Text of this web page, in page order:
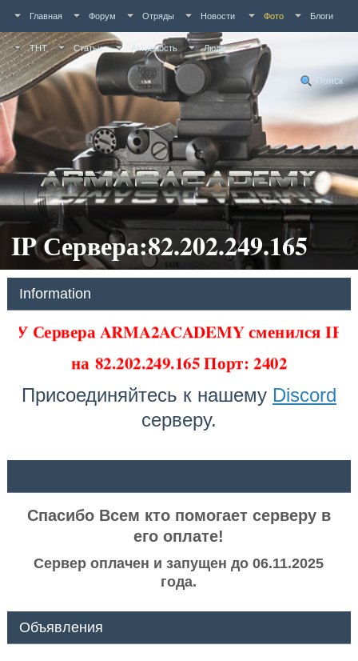
Главная Форум Отряды Новости Фото Блоги
ТНТ Статьи Активность Люди
Поиск
IP Сервера:82.202.249.165
Information
У Сервера ARMA2ACADEMY сменился IP
на82.202.249.165 Порт: 2402
Присоединяйтесь к нашему Discord
серверу.
Спасибо Всем кто помогает серверу в
его оплате!
Сервер оплачен и запущен до 06.11.2025
года.
Объявления